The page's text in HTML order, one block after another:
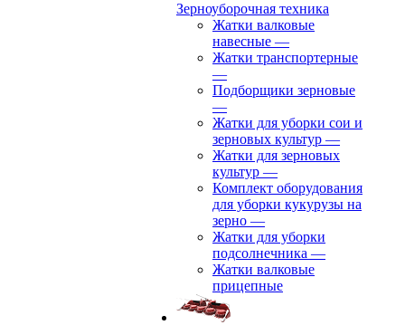
Зерноуборочная техника
Жатки валковые
навесные —
Жатки транспортерные
—
Подборщики зерновые
—
Жатки для уборки сои и
зерновых культур —
Жатки для зерновых
культур —
Комплект оборудования
для уборки кукурузы на
зерно —
Жатки для уборки
подсолнечника —
Жатки валковые
прицепные